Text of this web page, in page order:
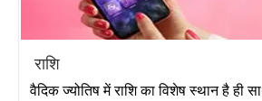
राशि
वैदिक ज्योतिष में राशि का विशेष स्थान है ही